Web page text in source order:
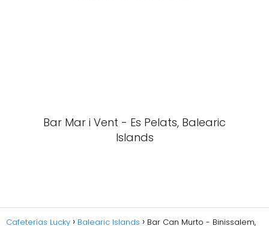
Bar Mar i Vent - Es Pelats, Balearic
Islands
Cafeterías Lucky Balearic Islands Bar Can Murto - Binissalem,